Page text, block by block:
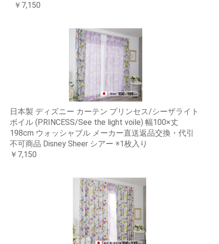
￥7,150
日本製 ディズニー カーテン プリンセス/シーザライト
ボイル (PRINCESS/See the light voile) 幅100×丈
198cm ウォッシャブル メーカー直送返品交換・代引
不可商品 Disney Sheer シアー ※1枚入り
￥7,150